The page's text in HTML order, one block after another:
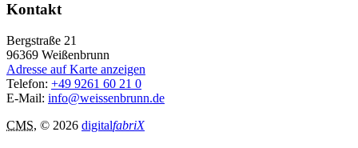
Kontakt
Bergstraße 21
96369 Weißenbrunn
Adresse auf Karte anzeigen
Telefon: +49 9261 60 21 0
E-Mail: info@weissenbrunn.de
CMS, © 2026 digitalfabriX